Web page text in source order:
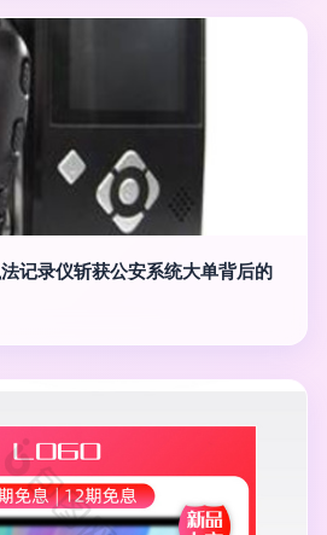
记录仪斩获公安系统大单背后的